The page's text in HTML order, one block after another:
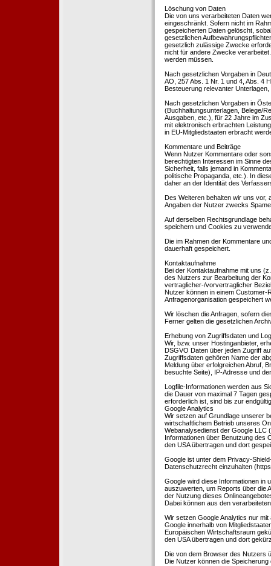
Löschung von Daten
Die von uns verarbeiteten Daten
eingeschränkt. Sofern nicht im
gespeicherten Daten gelöscht,
gesetzlichen
gesetzlich zulässige Zwecke
nicht für andere Zwecke
werden müssen.
Nach gesetzlichen Vorgaben in
AO, 257 Abs. 1 Nr. 1 und 4, Abs. 4
Besteuerung relevanter
Nach gesetzlichen Vorgaben in
(Buchhaltungsunterlagen, Belege/
Ausgaben, etc.), für 22 Jahre im
mit elektronisch erbrachten
in EU-Mitgliedstaaten erbracht
Kommentare und Beiträge
Wenn Nutzer Kommentare oder
berechtigten Interessen im Sinne
Sicherheit, falls jemand in
politische Propaganda, etc.). In
daher an der Identität des
Des Weiteren behalten wir uns vor,
Angaben der Nutzer zwecks
Auf derselben Rechtsgrundlage
speichern und Cookies zu
Die im Rahmen der Kommentare
dauerhaft gespeichert.
Kontaktaufnahme
Bei der Kontaktaufnahme mit uns
des Nutzers zur Bearbeitung der
vertraglicher-/vorvertraglicher
Nutzer können in einem Customer-
Anfragenorganisation gespeichert
Wir löschen die Anfragen, sofern
Ferner gelten die gesetzlichen
Erhebung von Zugriffsdaten und
Wir, bzw. unser Hostinganbieter,
DSGVO Daten über jeden Zugriff
Zugriffsdaten gehören Name der
Meldung über erfolgreichen Abruf,
besuchte Seite), IP-Adresse und
Logfile-Informationen werden aus
die Dauer von maximal 7 Tagen
erforderlich ist, sind bis zur
Google Analytics
Wir setzen auf Grundlage unserer
wirtschaftlichem Betrieb unseres
Webanalysedienst der Google LLC
Informationen über Benutzung des
den USA übertragen und dort
Google ist unter dem Privacy-
Datenschutzrecht einzuhalten
Google wird diese Informationen in
auszuwerten, um Reports über die
der Nutzung dieses
Dabei können aus den
Wir setzen Google Analytics nur
Google innerhalb von
Europäischen Wirtschaftsraum
den USA übertragen und dort
Die von dem Browser des Nutzers
Die Nutzer können die